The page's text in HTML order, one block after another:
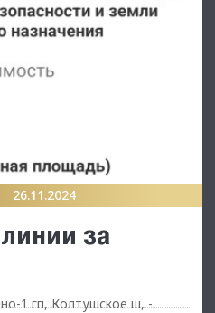
26.11.2024
за
1 гп, Колтушское ш, -